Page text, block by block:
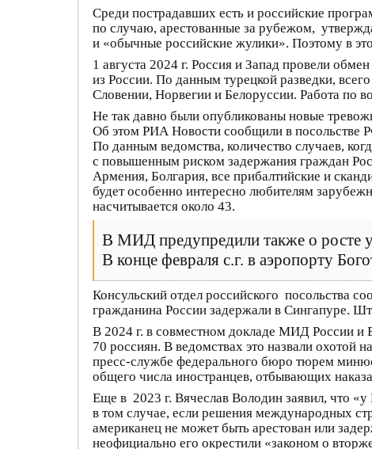
Среди пострадавших есть и российские
по случаю, арестованные за рубежом,
и «обычные российские жулики». Поэтому в
1 августа 2024 г. Россия и Запад провели
из России. По данным турецкой разведки,
Словении, Норвегии и Белоруссии. Работа по
Не так давно были опубликованы новые
Об этом РИА Новости сообщили в посольстве
По данным ведомства, количество случаев,
с повышенным риском задержания граждан
Армения, Болгария, все прибалтийские и
будет особенно интересно любителям
насчитывается около 43.
В МИД предупредили также о росте
В конце февраля с.г. в аэропорту
Консульский отдел российского посольства
гражданина России задержали в Сингапуре.
В 2024 г. в совместном докладе МИД России и
70 россиян. В ведомствах это назвали
пресс-службе федерального бюро тюрем
общего числа иностранцев, отбывающих
Еще в 2023 г. Вячеслав Володин заявил, что
в том случае, если решения международных
американец не может быть арестован или
неофициально его окрестили «законом о